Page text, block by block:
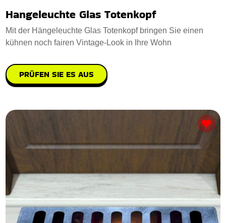
Hangeleuchte Glas Totenkopf
Mit der Hängeleuchte Glas Totenkopf bringen Sie einen
kühnen noch fairen Vintage-Look in Ihre Wohn
PRÜFEN SIE ES AUS